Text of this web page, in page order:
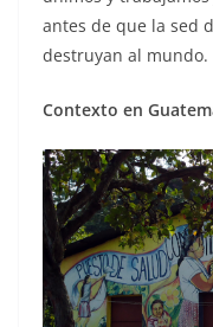
antes de que la sed
destruyan al mundo.
Contexto en